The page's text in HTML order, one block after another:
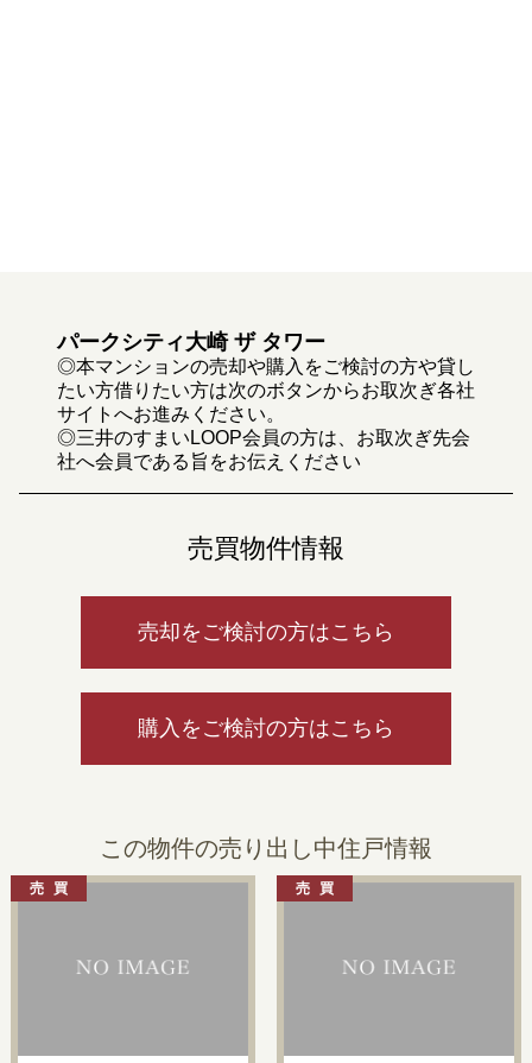
パークシティ大崎 ザ タワー
◎本マンションの売却や購入をご検討の方や貸し
たい方借りたい方は次のボタンからお取次ぎ各社
サイトへお進みください。
◎三井のすまいLOOP会員の方は、お取次ぎ先会
社へ会員である旨をお伝えください
売買物件情報
売却をご検討の方はこちら
購入をご検討の方はこちら
この物件の売り出し中住戸情報